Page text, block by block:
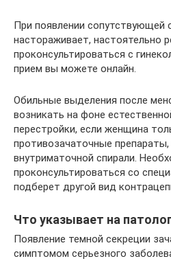
При появлении сопутствующей
настораживает, настоятельно
проконсультироваться с
прием вы можете онлайн.
Обильные выделения после
возникать на фоне
перестройки, если женщина
противозачаточные
внутриматочной спирали.
проконсультироваться со
подберет другой вид
Что указывает на
Появление темной секреции
симптомом серьезного